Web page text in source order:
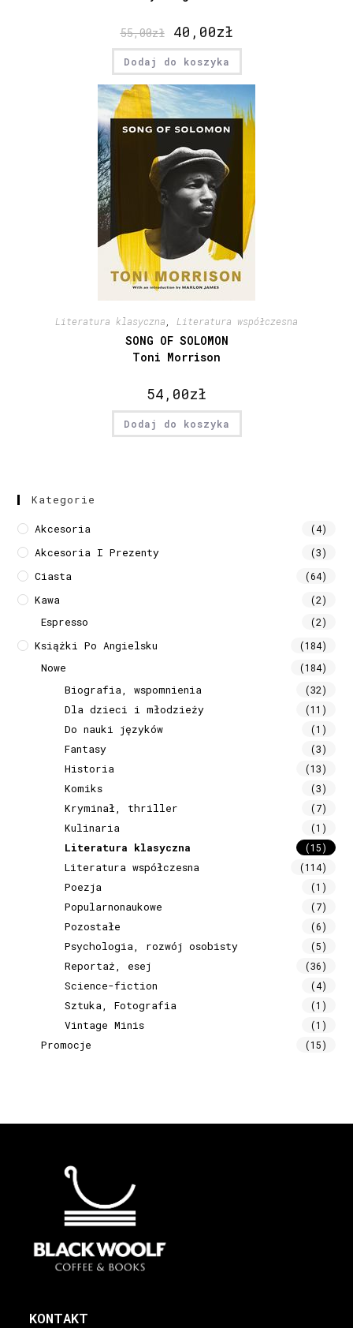
55,00zł 40,00zł
Dodaj do koszyka
Literatura klasyczna Literatura współczesna
SONG OF SOLOMON
Toni Morrison
54,00zł
Dodaj do koszyka
Kategorie
Akcesoria (4)
Akcesoria I Prezenty (3)
Ciasta (64)
Kawa (2)
Espresso (2)
Książki Po Angielsku (184)
Nowe (184)
Biografia, wspomnienia (32)
Dla dzieci i młodzieży (11)
Do nauki języków (1)
Fantasy (3)
Historia (13)
Komiks (3)
Kryminał, thriller (7)
Kulinaria (1)
Literatura klasyczna (15)
Literatura współczesna (114)
Poezja (1)
Popularnonaukowe (7)
Pozostałe (6)
Psychologia, rozwój osobisty (5)
Reportaż, esej (36)
Science-fiction (4)
Sztuka, Fotografia (1)
Vintage Minis (1)
Promocje (15)
KONTAKT